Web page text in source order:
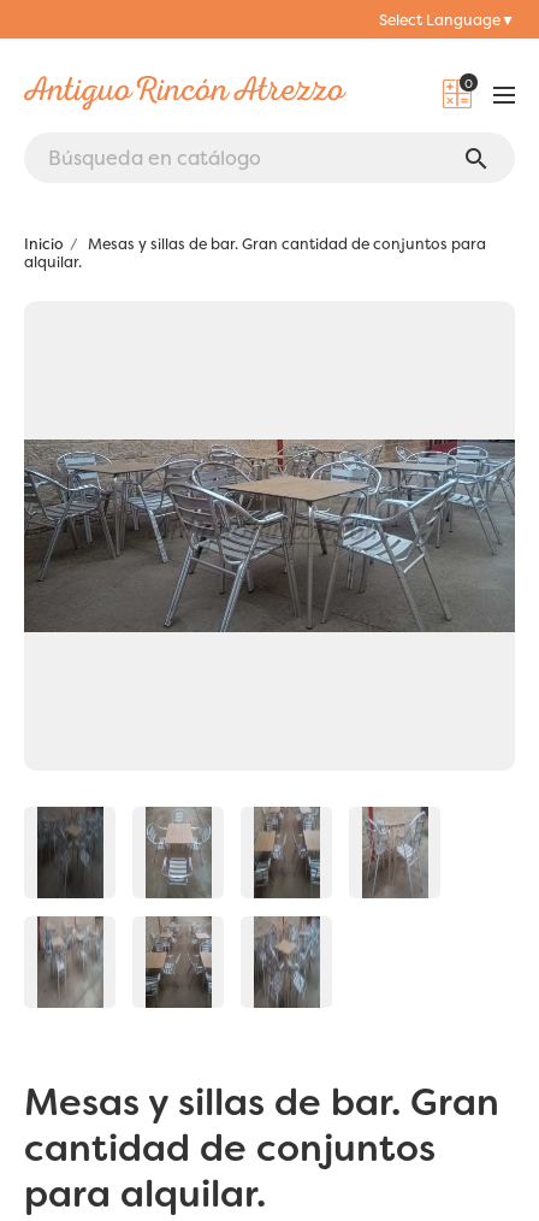
Select Language▼
0
search
Inicio
Mesas y sillas de bar. Gran cantidad de conjuntos para
alquilar.
Mesas y sillas de bar. Gran
cantidad de conjuntos
para alquilar.